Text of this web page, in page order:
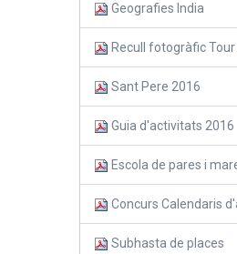
Geografies India
Recull fotogràfic
Sant Pere 2016
Guia d'activitats 2016
Escola de pares i
Concurs Calendaris
Subhasta de places